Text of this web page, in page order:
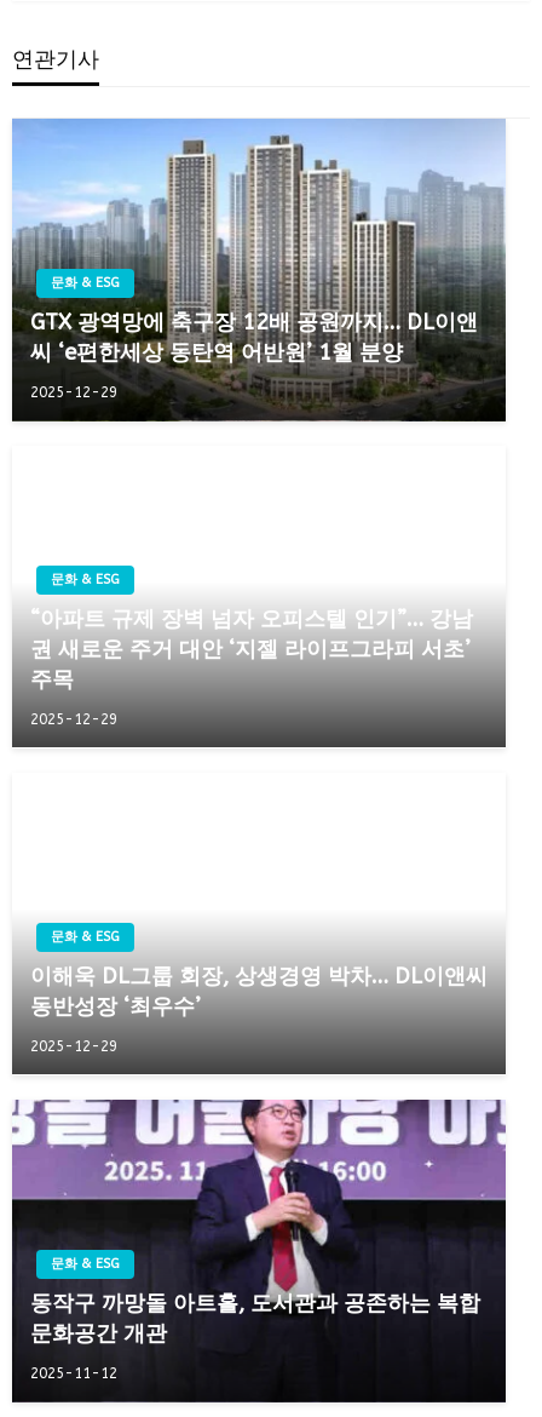
연관기사
문화 & ESG
GTX 광역망에 축구장 12배 공원까지… DL이앤
씨 ‘e편한세상 동탄역 어반원’ 1월 분양
2025-12-29
문화 & ESG
“아파트 규제 장벽 넘자 오피스텔 인기”… 강남
권 새로운 주거 대안 ‘지젤 라이프그라피 서초’
주목
2025-12-29
문화 & ESG
이해욱 DL그룹 회장, 상생경영 박차… DL이앤씨
동반성장 ‘최우수’
2025-12-29
문화 & ESG
동작구 까망돌 아트홀, 도서관과 공존하는 복합
문화공간 개관
2025-11-12